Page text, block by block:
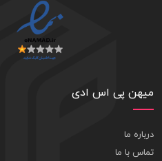
میهن پی اس ادی
درباره ما
تماس با ما